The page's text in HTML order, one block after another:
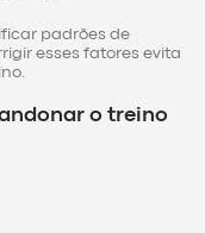
padrões de
esses fatores evita
o treino